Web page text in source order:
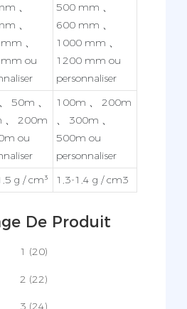
、
、
、
ou
500 mm 、
600 mm 、
1000 mm 、
1200 mm ou
personnaliser
50m 、
、 200m
ou
100m 、 200m
、 300m 、
500m ou
personnaliser
g / cm³ 1,3-1,4 g / cm3
De Produit